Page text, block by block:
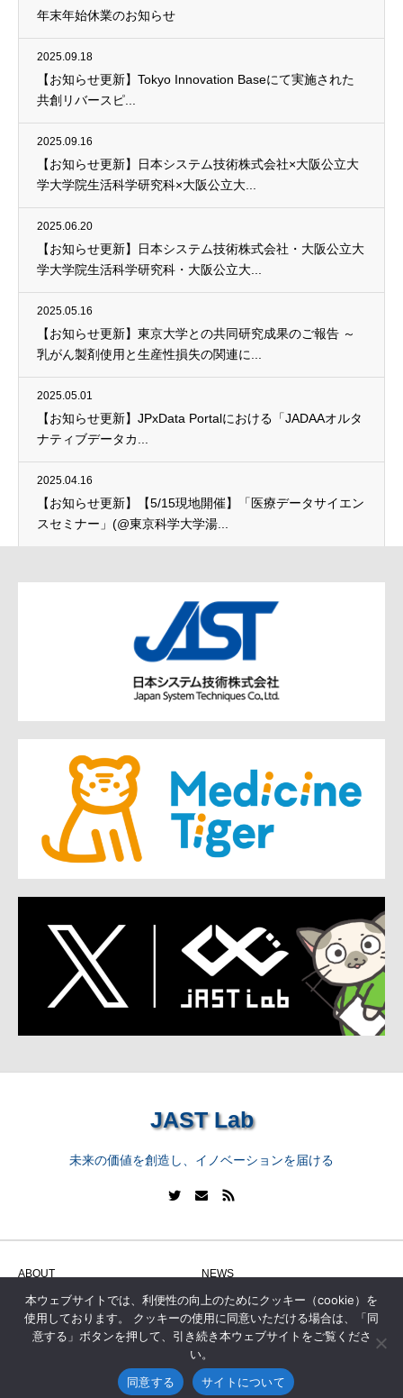
年末年始休業のお知らせ
2025.09.18
【お知らせ更新】Tokyo Innovation Baseにて実施された
共創リバースピ...
2025.09.16
【お知らせ更新】日本システム技術株式会社×大阪公立大
学大学院生活科学研究科×大阪公立大...
2025.06.20
【お知らせ更新】日本システム技術株式会社・大阪公立大
学大学院生活科学研究科・大阪公立大...
2025.05.16
【お知らせ更新】東京大学との共同研究成果のご報告 ～
乳がん製剤使用と生産性損失の関連に...
2025.05.01
【お知らせ更新】JPxData Portalにおける「JADAAオルタ
ナティブデータカ...
2025.04.16
【お知らせ更新】【5/15現地開催】「医療データサイエン
スセミナー」(@東京科学大学湯...
JAST Lab
未来の価値を創造し、イノベーションを届ける
ABOUT NEWS
WORK SERVICE
DATA CONTACT
Copyright (C) Japan System Techniques Co.,Ltd. All Rights Reserved.
本ウェブサイトでは、利便性の向上のためにクッキー（cookie）を
使用しております。 クッキーの使用に同意いただける場合は、「同
意する」ボタンを押して、引き続き本ウェブサイトをご覧くださ
い。
同意する
サイトについて